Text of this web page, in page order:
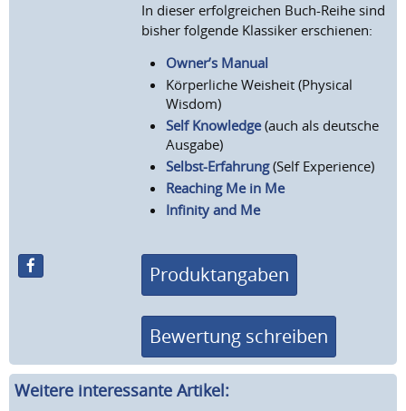
In dieser erfolgreichen Buch-Reihe sind
bisher folgende Klassiker erschienen:
Owner’s Manual
Körperliche Weisheit (Physical
Wisdom)
Self Knowledge(auch als deutsche
Ausgabe)
Selbst-Erfahrung(Self Experience)
Reaching Me in Me
Infinity and Me
Produktangaben
Bewertung schreiben
Weitere interessante Artikel: